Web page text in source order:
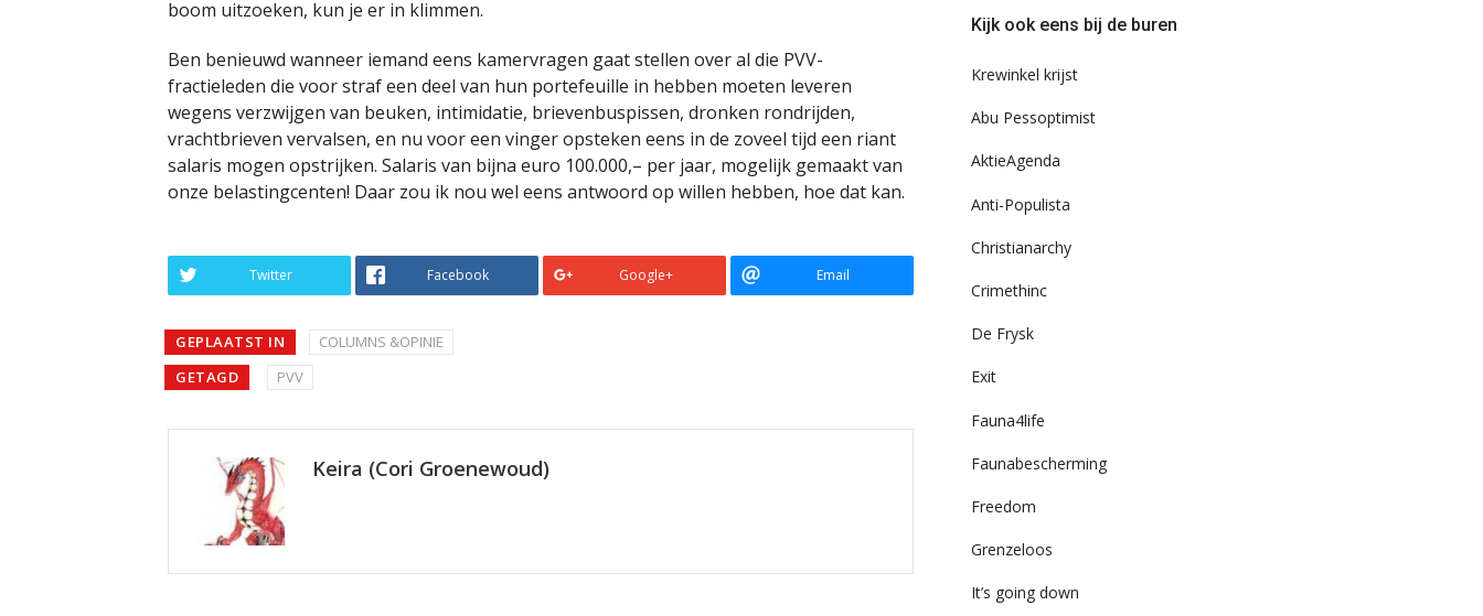
boom uitzoeken, kun je er in klimmen.
Ben benieuwd wanneer iemand eens kamervragen gaat stellen over al die PVV-
fractieleden die voor straf een deel van hun portefeuille in hebben moeten leveren
wegens verzwijgen van beuken, intimidatie, brievenbuspissen, dronken rondrijden,
vrachtbrieven vervalsen, en nu voor een vinger opsteken eens in de zoveel tijd een riant
salaris mogen opstrijken. Salaris van bijna euro 100.000,– per jaar, mogelijk gemaakt van
onze belastingcenten! Daar zou ik nou wel eens antwoord op willen hebben, hoe dat kan.
Twitter Facebook Google+ Email
GEPLAATST IN
COLUMNS &OPINIE
GETAGD
PVV
Keira (Cori Groenewoud)
ons
Kijk ook eens bij de buren
Krewinkel krijst
Abu Pessoptimist
AktieAgenda
Anti-Populista
Christianarchy
Crimethinc
De Frysk
Exit
Fauna4life
Faunabescherming
Freedom
Grenzeloos
It’s going down